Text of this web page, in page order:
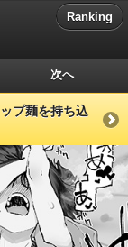
Ranking
次へ
プ麺を持ち込